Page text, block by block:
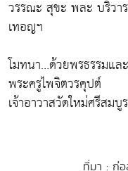
วรรณะ สุขะ พละ บริวา
เทอญฯ
โมทนา…ด้วยพรธรรมแล
พระครูไพจิตวรคุปต์
เจ้าอาวาสวัดใหม่ศรีสม
ที่มา : ก่